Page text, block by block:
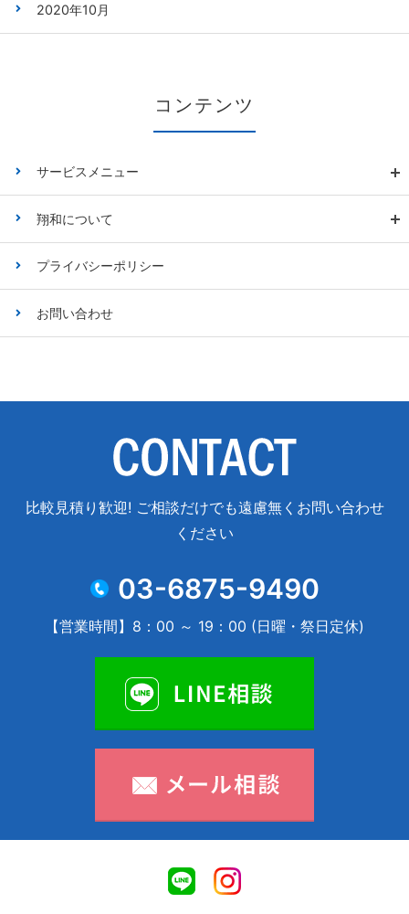
2020年10月
コンテンツ
サービスメニュー
翔和について
プライバシーポリシー
お問い合わせ
比較見積り歓迎! ご相談だけでも遠慮無くお問い合わせ
ください
03-6875-9490
【営業時間】8：00 ～ 19：00 (日曜・祭日定休)